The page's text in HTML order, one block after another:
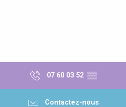
07 60 03 52 ▒▒
Contactez-nous